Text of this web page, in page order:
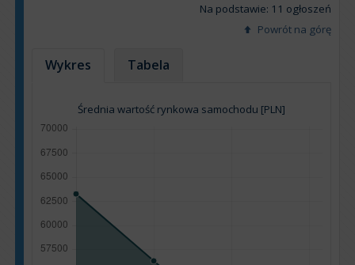
Na podstawie: 11 ogłoszeń
Powrót na górę
Wykres Tabela
Średnia wartość rynkowa samochodu [PLN]